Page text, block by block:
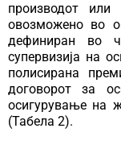
производот
овозможено во
дефиниран во
супервизија на
полисирана
договорот за
осигурување на
(Табела 2).